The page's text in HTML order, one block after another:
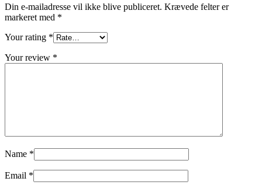
Din e-mailadresse vil ikke blive publiceret. Krævede felter er
markeret med *
Your rating *
Your review *
Name *
Email *